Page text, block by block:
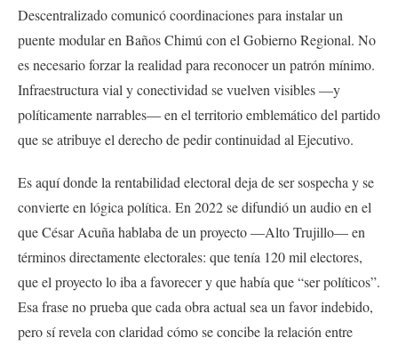
Descentralizado comunicó coordinaciones para instalar un
puente modular en Baños Chimú con el Gobierno Regional. No
es necesario forzar la realidad para reconocer un patrón mínimo.
Infraestructura vial y conectividad se vuelven visibles —y
políticamente narrables— en el territorio emblemático del partido
que se atribuye el derecho de pedir continuidad al Ejecutivo.
Es aquí donde la rentabilidad electoral deja de ser sospecha y se
convierte en lógica política. En 2022 se difundió un audio en el
que César Acuña hablaba de un proyecto —Alto Trujillo— en
términos directamente electorales: que tenía 120 mil electores,
que el proyecto lo iba a favorecer y que había que “ser políticos”.
Esa frase no prueba que cada obra actual sea un favor indebido,
pero sí revela con claridad cómo se concibe la relación entre